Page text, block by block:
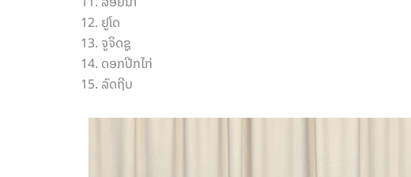
12. ⁠ຢູໂດ
13. ⁠ຈູຈິດຊູ
14. ⁠ດອກປີກໄກ່
15. ⁠ລົດຖີບ